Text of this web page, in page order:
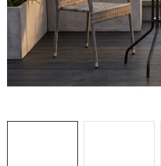
PERGOLY
GRILY
NOVINKY